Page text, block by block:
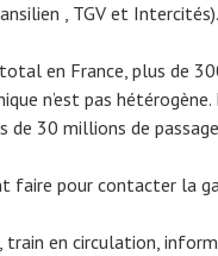
, TGV et Intercités).
en France, plus de
n’est pas
de 30 millions de
faire pour contacter la
train en circulation,